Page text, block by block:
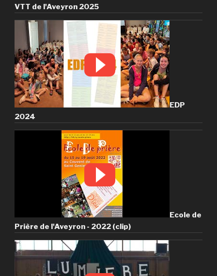
VTT de l'Aveyron 2025
EDP
2024
Ecole de
Prière de l'Aveyron - 2022 (clip)